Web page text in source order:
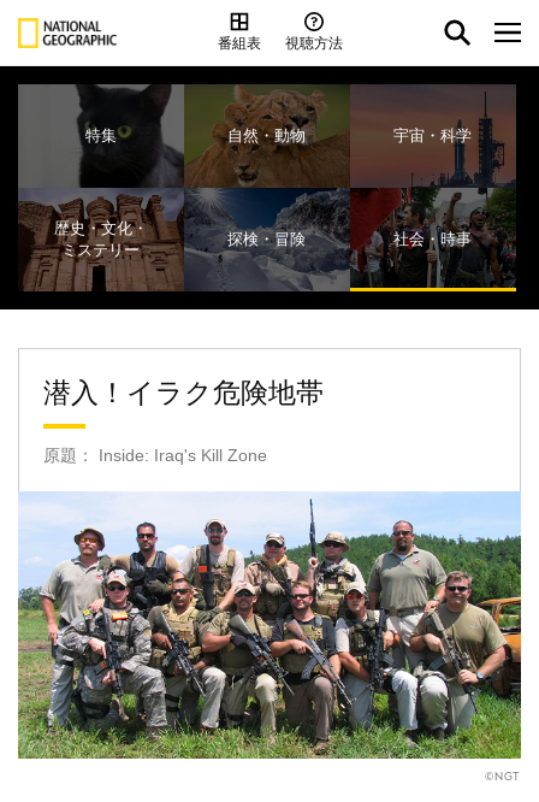
番組表 視聴方法
特集 自然・動物 宇宙・科学
歴史・文化・
ミステリー
探検・冒険 社会・時事
潜入！イラク危険地帯
原題： Inside: Iraq's Kill Zone
©NGT